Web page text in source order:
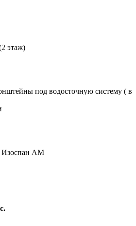
этаж)
под водосточную систему ( в
Изоспан АМ